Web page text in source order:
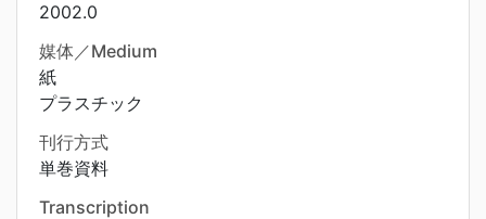
2002.0
媒体／Medium
紙
プラスチック
刊行方式
単巻資料
Transcription